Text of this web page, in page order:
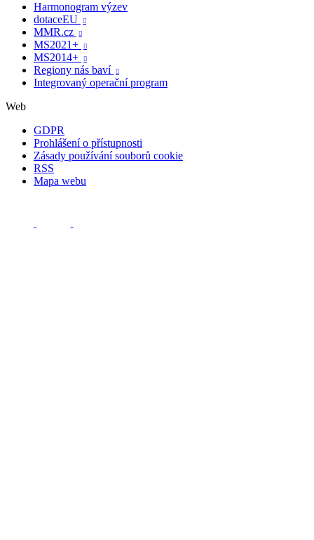
Harmonogram výzev
dotaceEU

MMR.cz 
MS2021+ 
MS2014+ 
Regiony nás baví 
Integrovaný operační program
Web
GDPR
Prohlášení o přístupnosti
Zásady používání souborů cookie
RSS
Mapa webu